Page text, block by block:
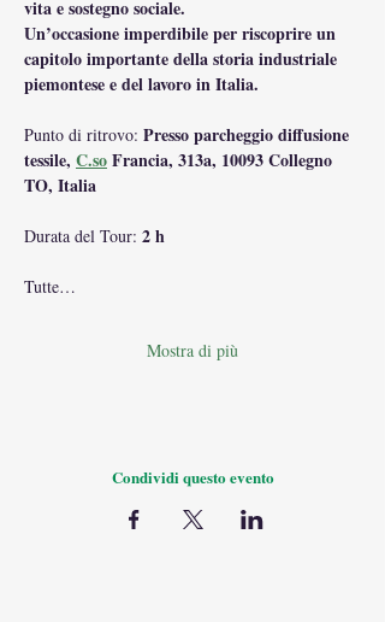
vita e sostegno sociale.
Un’occasione imperdibile per riscoprire un
capitolo importante della storia industriale
piemontese e del lavoro in Italia.
Punto di ritrovo: Presso parcheggio diffusione
tessile, C.so Francia, 313a, 10093 Collegno
TO, Italia
Durata del Tour: 2 h
Tutte…
Mostra di più
Condividi questo evento